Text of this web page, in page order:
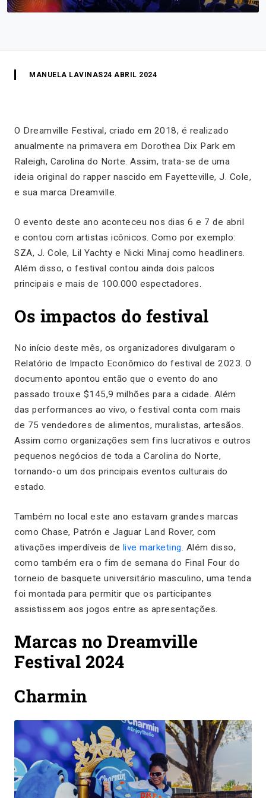
MANUELA LAVINAS24 ABRIL 2024
O Dreamville Festival, criado em 2018, é realizado
anualmente na primavera em Dorothea Dix Park em
Raleigh, Carolina do Norte. Assim, trata-se de uma
ideia original do rapper nascido em Fayetteville, J. Cole,
e sua marca Dreamville.
O evento deste ano aconteceu nos dias 6 e 7 de abril
e contou com artistas icônicos. Como por exemplo:
SZA, J. Cole, Lil Yachty e Nicki Minaj como headliners.
Além disso, o festival contou ainda dois palcos
principais e mais de 100.000 espectadores.
Os impactos do festival
No início deste mês, os organizadores divulgaram o
Relatório de Impacto Econômico do festival de 2023. O
documento apontou então que o evento do ano
passado trouxe $145,9 milhões para a cidade. Além
das performances ao vivo, o festival conta com mais
de 75 vendedores de alimentos, muralistas, artesãos.
Assim como organizações sem fins lucrativos e outros
pequenos negócios de toda a Carolina do Norte,
tornando-o um dos principais eventos culturais do
estado.
Também no local este ano estavam grandes marcas
como Chase, Patrón e Jaguar Land Rover, com
ativações imperdíveis de live marketing. Além disso,
como também era o fim de semana do Final Four do
torneio de basquete universitário masculino, uma tenda
foi montada para permitir que os participantes
assistissem aos jogos entre as apresentações.
Marcas no Dreamville
Festival 2024
Charmin